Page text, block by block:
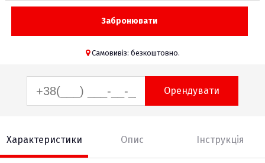
Забронювати
Самовивіз: безкоштовно.
Орендувати
Характеристики Опис Інструкція